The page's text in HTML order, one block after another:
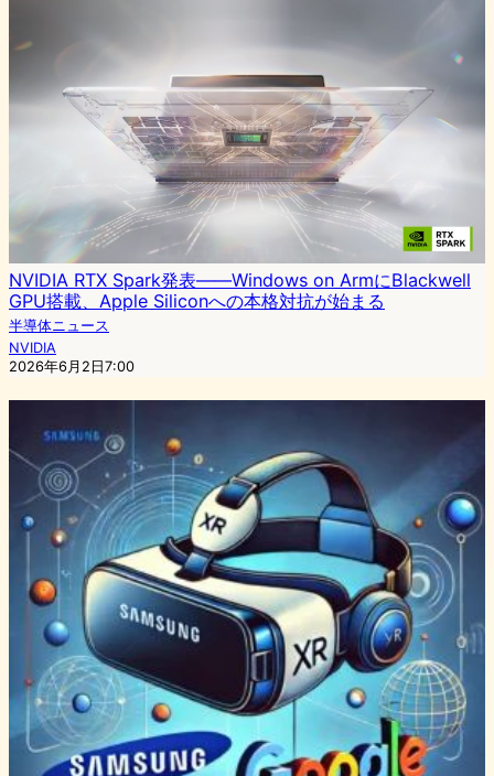
NVIDIA RTX Spark発表——Windows on ArmにBlackwell
GPU搭載、Apple Siliconへの本格対抗が始まる
半導体ニュース
NVIDIA
2026年6月2日7:00